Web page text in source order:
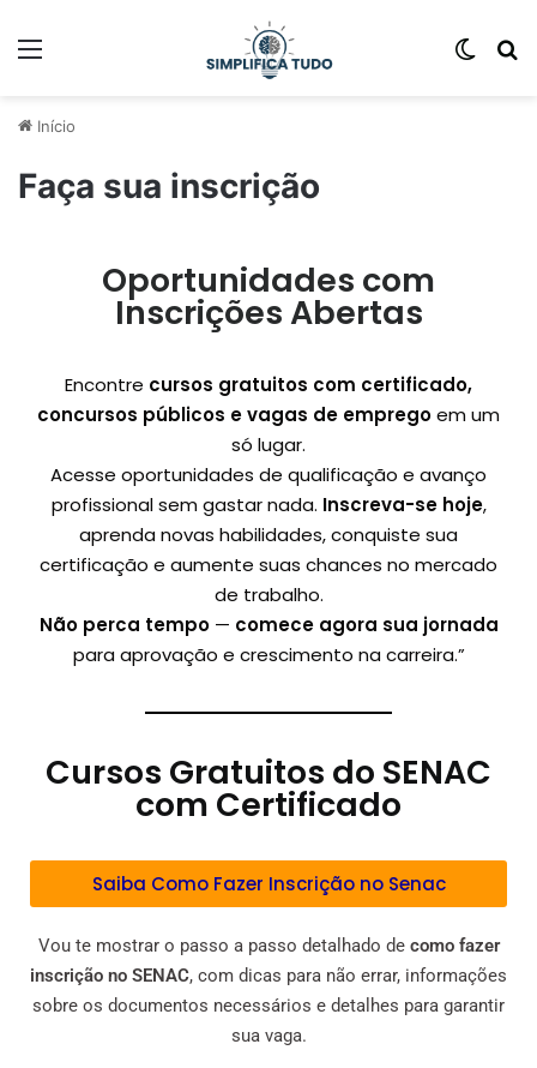
Início
Faça sua inscrição
Oportunidades com
Inscrições Abertas
Encontre cursos gratuitos com certificado,
concursos públicos e vagas de empregoem um
só lugar.
Acesse oportunidades de qualificação e avanço
profissional sem gastar nada. Inscreva-se hoje,
aprenda novas habilidades, conquiste sua
certificação e aumente suas chances no mercado
de trabalho.
Não perca tempo— comece agora sua jornada
para aprovação e crescimento na carreira.”
Cursos Gratuitos do SENAC
com Certificado
Saiba Como Fazer Inscrição no Senac
Vou te mostrar o passo a passo detalhado de como fazer
inscrição no SENAC, com dicas para não errar, informações
sobre os documentos necessários e detalhes para garantir
sua vaga.